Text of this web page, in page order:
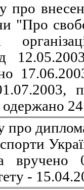
про
"Про
про
вручено
-